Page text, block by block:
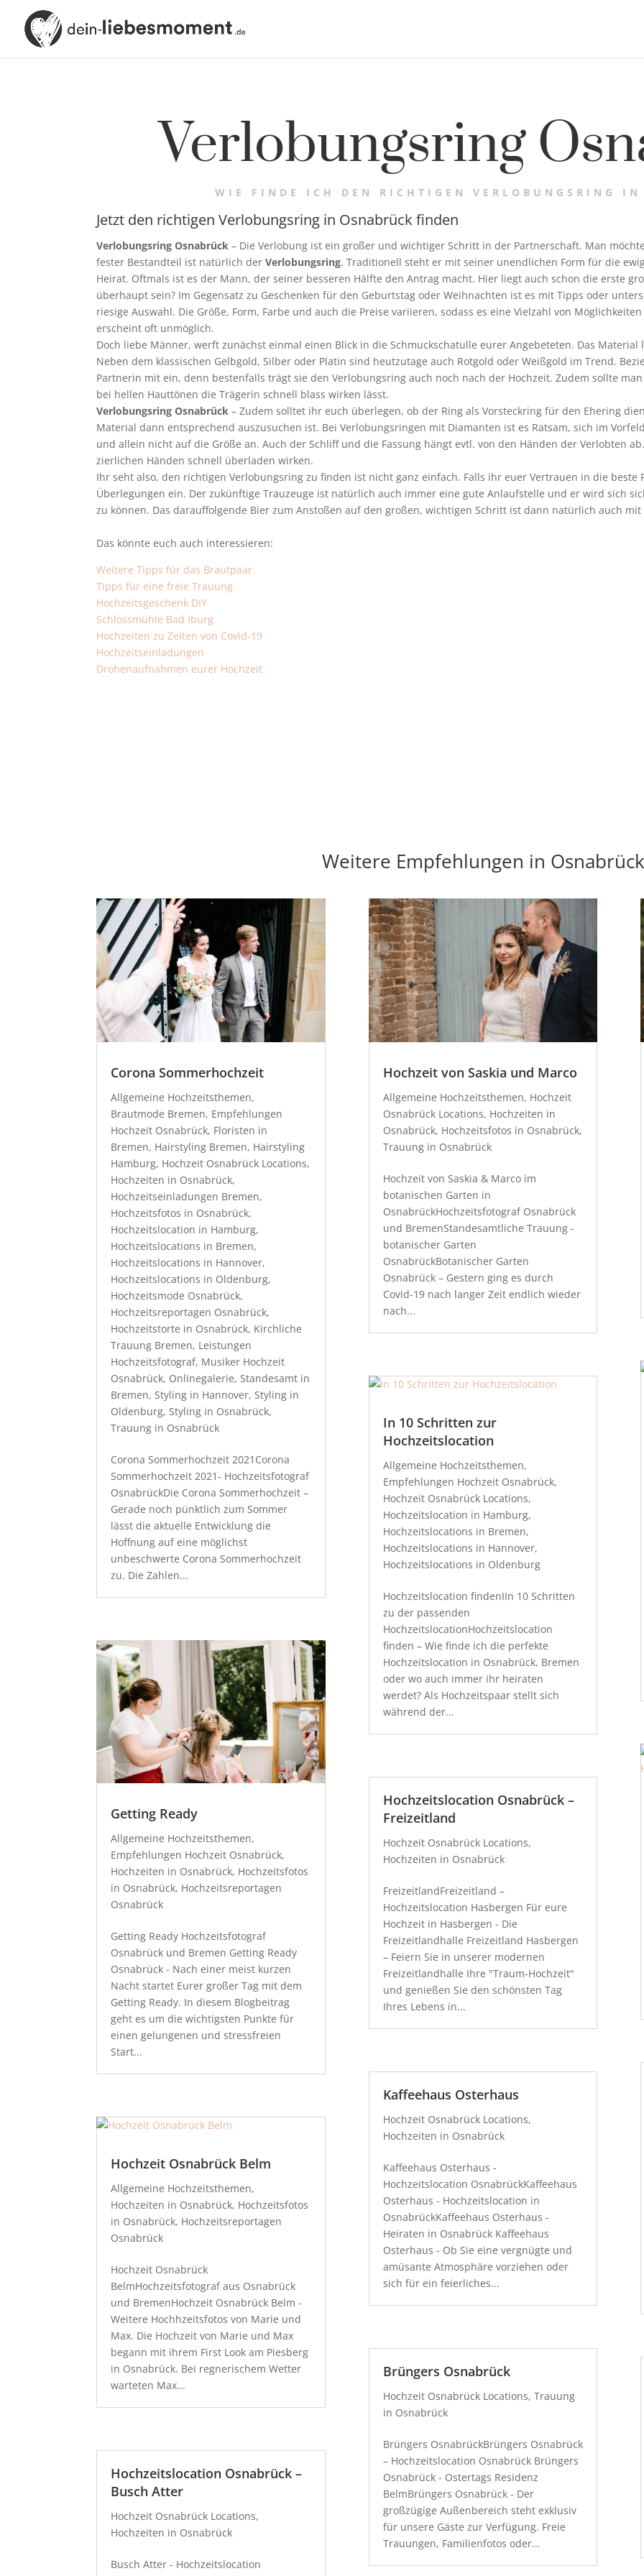
Verlobungsring
WIE FINDE ICH DEN RICHTIGEN VERLOBUNGSRING IN
Jetzt den richtigen Verlobungsring in Osnabrück finden
Verlobungsring Osnabrück– Die Verlobung ist ein großer und wichtiger Schritt in der Partnerschaft. Man
fester Bestandteil ist natürlich derVerlobungsring. Traditionell steht er mit seiner unendlichen Form für die
Heirat. Oftmals ist es der Mann, der seiner besseren Hälfte den Antrag macht. Hier liegt auch schon die erste
überhaupt sein? Im Gegensatz zu Geschenken für den Geburtstag oder Weihnachten ist es mit Tipps oder
riesige Auswahl. Die Größe, Form, Farbe und auch die Preise variieren, sodass es eine Vielzahl von
erscheint oft unmöglich.
Doch liebe Männer, werft zunächst einmal einen Blick in die Schmuckschatulle eurer Angebeteten. Das
Neben dem klassischen Gelbgold, Silber oder Platin sind heutzutage auch Rotgold oder Weißgold im Trend.
Partnerin mit ein, denn bestenfalls trägt sie den Verlobungsring auch noch nach der Hochzeit. Zudem sollte
bei hellen Hauttönen die Trägerin schnell blass wirken lässt.
Verlobungsring Osnabrück– Zudem solltet ihr euch überlegen, ob der Ring als Vorsteckring für den Ehering
Material dann entsprechend auszusuchen ist. Bei Verlobungsringen mit Diamanten ist es Ratsam, sich im
und allein nicht auf die Größe an. Auch der Schliff und die Fassung hängt evtl. von den Händen der Verlobten
zierlichen Händen schnell überladen wirken.
Ihr seht also, den richtigen Verlobungsring zu finden ist nicht ganz einfach. Falls ihr euer Vertrauen in die
Überlegungen ein. Der zukünftige Trauzeuge ist natürlich auch immer eine gute Anlaufstelle und er wird sich
zu können. Das darauffolgende Bier zum Anstoßen auf den großen, wichtigen Schritt ist dann natürlich auch
Das könnte euch auch interessieren:
Weitere Tipps für das Brautpaar
Tipps für eine freie Trauung
Hochzeitsgeschenk DIY
Schlossmühle Bad Iburg
Hochzeiten zu Zeiten von Covid-19
Hochzeitseinladungen
Drohenaufnahmen eurer Hochzeit
Weitere Empfehlungen in Osnabrück
Corona Sommerhochzeit
Allgemeine Hochzeitsthemen,
Brautmode Bremen, Empfehlungen
Hochzeit Osnabrück, Floristen in
Bremen, Hairstyling Bremen, Hairstyling
Hamburg, Hochzeit Osnabrück Locations,
Hochzeiten in Osnabrück,
Hochzeitseinladungen Bremen,
Hochzeitsfotos in Osnabrück,
Hochzeitslocation in Hamburg,
Hochzeitslocations in Bremen,
Hochzeitslocations in Hannover,
Hochzeitslocations in Oldenburg,
Hochzeitsmode Osnabrück,
Hochzeitsreportagen Osnabrück,
Hochzeitstorte in Osnabrück, Kirchliche
Trauung Bremen, Leistungen
Hochzeitsfotograf, Musiker Hochzeit
Osnabrück, Onlinegalerie, Standesamt in
Bremen, Styling in Hannover, Styling in
Oldenburg, Styling in Osnabrück,
Trauung in Osnabrück
Corona Sommerhochzeit 2021Corona
Sommerhochzeit 2021- Hochzeitsfotograf
OsnabrückDie Corona Sommerhochzeit –
Gerade noch pünktlich zum Sommer
lässt die aktuelle Entwicklung die
Hoffnung auf eine möglichst
unbeschwerte Corona Sommerhochzeit
zu. Die Zahlen...
Getting Ready
Allgemeine Hochzeitsthemen,
Empfehlungen Hochzeit Osnabrück,
Hochzeiten in Osnabrück, Hochzeitsfotos
in Osnabrück, Hochzeitsreportagen
Osnabrück
Getting Ready Hochzeitsfotograf
Osnabrück und Bremen Getting Ready
Osnabrück - Nach einer meist kurzen
Nacht startet Eurer großer Tag mit dem
Getting Ready. In diesem Blogbeitrag
geht es um die wichtigsten Punkte für
einen gelungenen und stressfreien
Start...
Hochzeit Osnabrück Belm
Allgemeine Hochzeitsthemen,
Hochzeiten in Osnabrück, Hochzeitsfotos
in Osnabrück, Hochzeitsreportagen
Osnabrück
Hochzeit Osnabrück
BelmHochzeitsfotograf aus Osnabrück
und BremenHochzeit Osnabrück Belm -
Weitere Hochhzeitsfotos von Marie und
Max. Die Hochzeit von Marie und Max
begann mit ihrem First Look am Piesberg
in Osnabrück. Bei regnerischem Wetter
warteten Max...
Hochzeitslocation Osnabrück –
Busch Atter
Hochzeit Osnabrück Locations,
Hochzeiten in Osnabrück
Busch Atter - Hochzeitslocation
Hochzeit von Saskia und Marco
Allgemeine Hochzeitsthemen, Hochzeit
Osnabrück Locations, Hochzeiten in
Osnabrück, Hochzeitsfotos in Osnabrück,
Trauung in Osnabrück
Hochzeit von Saskia & Marco im
botanischen Garten in
OsnabrückHochzeitsfotograf Osnabrück
und BremenStandesamtliche Trauung -
botanischer Garten
OsnabrückBotanischer Garten
Osnabrück – Gestern ging es durch
Covid-19 nach langer Zeit endlich wieder
nach...
In 10 Schritten zur
Hochzeitslocation
Allgemeine Hochzeitsthemen,
Empfehlungen Hochzeit Osnabrück,
Hochzeit Osnabrück Locations,
Hochzeitslocation in Hamburg,
Hochzeitslocations in Bremen,
Hochzeitslocations in Hannover,
Hochzeitslocations in Oldenburg
Hochzeitslocation findenIIn 10 Schritten
zu der passenden
HochzeitslocationHochzeitslocation
finden – Wie finde ich die perfekte
Hochzeitslocation in Osnabrück, Bremen
oder wo auch immer ihr heiraten
werdet? Als Hochzeitspaar stellt sich
während der...
Hochzeitslocation Osnabrück –
Freizeitland
Hochzeit Osnabrück Locations,
Hochzeiten in Osnabrück
FreizeitlandFreizeitland –
Hochzeitslocation Hasbergen Für eure
Hochzeit in Hasbergen - Die
Freizeitlandhalle Freizeitland Hasbergen
– Feiern Sie in unserer modernen
Freizeitlandhalle Ihre "Traum-Hochzeit"
und genießen Sie den schönsten Tag
Ihres Lebens in...
Kaffeehaus Osterhaus
Hochzeit Osnabrück Locations,
Hochzeiten in Osnabrück
Kaffeehaus Osterhaus -
Hochzeitslocation OsnabrückKaffeehaus
Osterhaus - Hochzeitslocation in
OsnabrückKaffeehaus Osterhaus -
Heiraten in Osnabrück Kaffeehaus
Osterhaus - Ob Sie eine vergnügte und
amüsante Atmosphäre vorziehen oder
sich für ein feierliches...
Brüngers Osnabrück
Hochzeit Osnabrück Locations, Trauung
in Osnabrück
Brüngers OsnabrückBrüngers Osnabrück
– Hochzeitslocation Osnabrück Brüngers
Osnabrück - Ostertags Residenz
BelmBrüngers Osnabrück - Der
großzügige Außenbereich steht exklusiv
für unsere Gäste zur Verfügung. Freie
Trauungen, Familienfotos oder...